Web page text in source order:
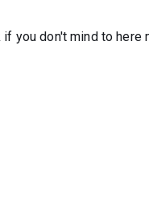
you don't mind to here